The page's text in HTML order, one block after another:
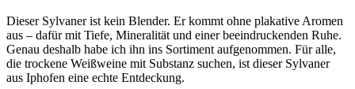
Dieser Sylvaner ist kein Blender. Er kommt ohne plakative Aromen
aus – dafür mit Tiefe, Mineralität und einer beeindruckenden Ruhe.
Genau deshalb habe ich ihn ins Sortiment aufgenommen. Für alle,
die trockene Weißweine mit Substanz suchen, ist dieser Sylvaner
aus Iphofen eine echte Entdeckung.